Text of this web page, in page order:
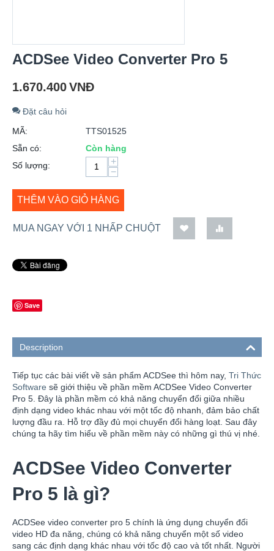
ACDSee Video Converter Pro 5
1.670.400VNĐ
Đặt câu hỏi
MÃ:
TTS01525
Sẵn có:
Còn hàng
Số lượng:
+
−
THÊM VÀO GIỎ HÀNG
MUA NGAY VỚI 1 NHẤP CHUỘT
Save
Description
Tiếp tục các bài viết về sản phẩm ACDSee thì hôm nay, Tri Thức
Software sẽ giới thiệu về phần mềm ACDSee Video Converter
Pro 5. Đây là phần mềm có khả năng chuyển đổi giữa nhiều
định dạng video khác nhau với một tốc độ nhanh, đảm bảo chất
lượng đầu ra. Hỗ trợ đầy đủ mọi chuyển đổi hàng loạt. Sau đây
chúng ta hãy tìm hiểu về phần mềm này có những gì thú vị nhé.
ACDSee Video Converter
Pro 5 là gì?
ACDSee video converter pro 5 chính là ứng dụng chuyển đổi
video HD đa năng, chúng có khả năng chuyển một số video
sang các định dạng khác nhau với tốc độ cao và tốt nhất. Người